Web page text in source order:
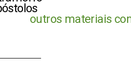
outros materiais